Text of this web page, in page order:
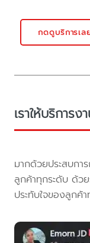
กดดูบริการเล
เราให้บริการ
มากด้วยประสบกา
ลูกค้าทุกระดับ ด้ว
ประทับใจของลูกค้